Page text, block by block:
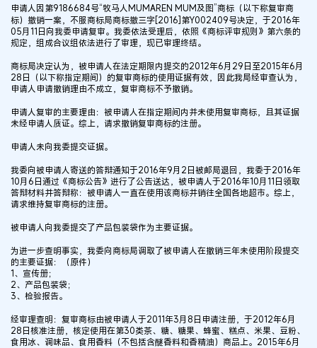
申请人因第9186684号“牧马人MUMAREN MUM及图”商标（以下称复审商
标）撤销一案，不服商标局商标撤三字[2016]第Y002409号决定，于2016年
05月11日向我委申请复审。我委依法受理后，依照《商标评审规则》第六条的
规定，组成合议组依法进行了审理，现已审理终结。
商标局决定认为，被申请人在法定期限内提交的2012年6月29日至2015年6月
28日（以下称指定期间）的复审商标的使用证据有效，因此我局经审查认为，
申请人申请撤销理由不成立，复审商标不予撤销。
申请人复审的主要理由：被申请人在指定期间内并未使用复审商标，且其证据
未经申请人质证。综上，请求撤销复审商标的注册。
申请人未向我委提交证据。
我委向被申请人寄送的答辩通知于2016年9月2日被邮局退回，我委于2016年
10月6日通过《商标公告》进行了公告送达，被申请人于2016年10月11日领取
答辩材料并答辩称：被申请人一直在使用该商标并销往全国各地超市。综上，
请求维持复审商标的注册。
被申请人向我委提交了产品包装袋作为主要证据。
为进一步查明事实，我委向商标局调取了被申请人在撤销三年未使用阶段提交
的主要证据：（原件）
1、宣传册；
2、产品包装袋；
3、检验报告。
经审理查明：复审商标由被申请人于2011年3月8日申请注册，于2012年6月
28日核准注册，核定使用在第30类茶、糖、糖果、蜂蜜、糕点、米果、豆粉、
食用冰、调味品、食用香料（不包括含醚香料和香精油）商品上。2015年6月